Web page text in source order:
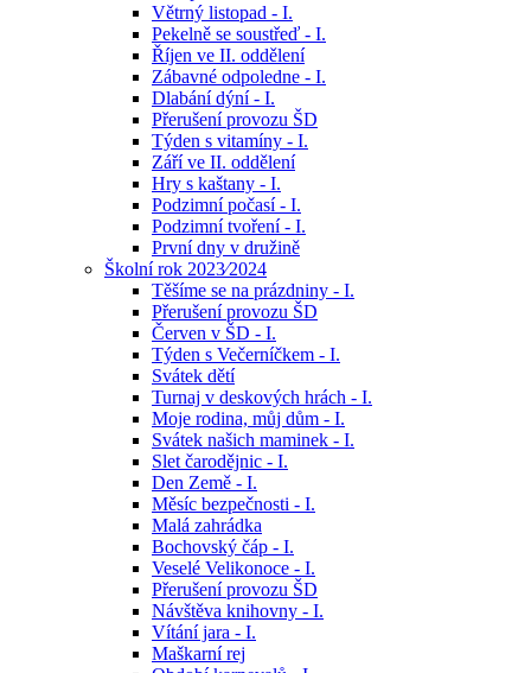
Větrný listopad - I.
Pekelně se soustřeď - I.
Říjen ve II. oddělení
Zábavné odpoledne - I.
Dlabání dýní - I.
Přerušení provozu ŠD
Týden s vitamíny - I.
Září ve II. oddělení
Hry s kaštany - I.
Podzimní počasí - I.
Podzimní tvoření - I.
První dny v družině
Školní rok 2023⁄2024
Těšíme se na prázdniny - I.
Přerušení provozu ŠD
Červen v ŠD - I.
Týden s Večerníčkem - I.
Svátek dětí
Turnaj v deskových hrách - I.
Moje rodina, můj dům - I.
Svátek našich maminek - I.
Slet čarodějnic - I.
Den Země - I.
Měsíc bezpečnosti - I.
Malá zahrádka
Bochovský čáp - I.
Veselé Velikonoce - I.
Přerušení provozu ŠD
Návštěva knihovny - I.
Vítání jara - I.
Maškarní rej